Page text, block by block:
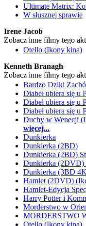
Ultimate Matrix:
W słusznej sprawie
Irene Jacob
Zobacz inne filmy tego
Otello (Ikony kina)
Kenneth Branagh
Zobacz inne filmy tego
Bardzo Dziki
Diabeł ubiera się u
Diabeł ubiera się u
Diabeł ubiera się u
Duchy w Wenecji
więcej...
Dunkierka
Dunkierka (2BD)
Dunkierka (2BD)
Dunkierka (2DVD)
Dunkierka (3BD
Hamlet (2DVD)
Hamlet-Edycja
Harry Potter i
Morderstwo w
MORDERSTWO
Otello (Ikony kina)